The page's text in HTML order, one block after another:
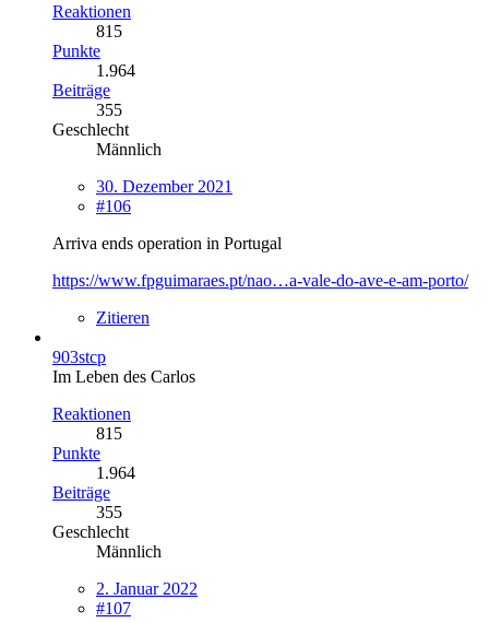
Reaktionen
815
Punkte
1.964
Beiträge
355
Geschlecht
Männlich
30. Dezember 2021
#106
Arriva ends operation in Portugal
https://www.fpguimaraes.pt/nao…a-vale-do-ave-e-am-porto/
Zitieren
903stcp
Im Leben des Carlos
Reaktionen
815
Punkte
1.964
Beiträge
355
Geschlecht
Männlich
2. Januar 2022
#107